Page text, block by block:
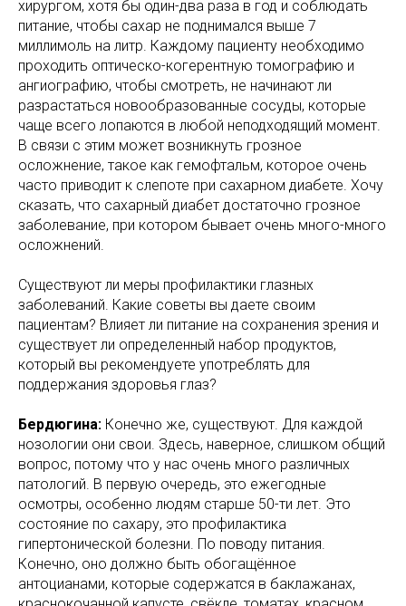
хирургом, хотя бы один-два раза в год и соблюдать
питание, чтобы сахар не поднимался выше 7
миллимоль на литр. Каждому пациенту необходимо
проходить оптическо-когерентную томографию и
ангиографию, чтобы смотреть, не начинают ли
разрастаться новообразованные сосуды, которые
чаще всего лопаются в любой неподходящий момент.
В связи с этим может возникнуть грозное
осложнение, такое как гемофтальм, которое очень
часто приводит к слепоте при сахарном диабете. Хочу
сказать, что сахарный диабет достаточно грозное
заболевание, при котором бывает очень много-много
осложнений.
Существуют ли меры профилактики глазных
заболеваний. Какие советы вы даете своим
пациентам? Влияет ли питание на сохранения зрения и
существует ли определенный набор продуктов,
который вы рекомендуете употреблять для
поддержания здоровья глаз?
Бердюгина: Конечно же, существуют. Для каждой
нозологии они свои. Здесь, наверное, слишком общий
вопрос, потому что у нас очень много различных
патологий. В первую очередь, это ежегодные
осмотры, особенно людям старше 50-ти лет. Это
состояние по сахару, это профилактика
гипертонической болезни. По поводу питания.
Конечно, оно должно быть обогащённое
антоцианами, которые содержатся в баклажанах,